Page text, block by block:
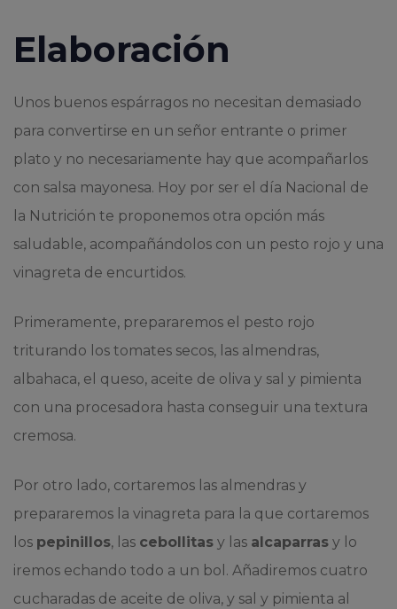
Elaboración
Unos buenos espárragos no necesitan demasiado
para convertirse en un señor entrante o primer
plato y no necesariamente hay que acompañarlos
con salsa mayonesa. Hoy por ser el día Nacional de
la Nutrición te proponemos otra opción más
saludable, acompañándolos con un pesto rojo y una
vinagreta de encurtidos.
Primeramente, prepararemos el pesto rojo
triturando los tomates secos, las almendras,
albahaca, el queso, aceite de oliva y sal y pimienta
con una procesadora hasta conseguir una textura
cremosa.
Por otro lado, cortaremos las almendras y
prepararemos la vinagreta para la que cortaremos
los pepinillos, las cebollitas y las alcaparras y lo
iremos echando todo a un bol. Añadiremos cuatro
cucharadas de aceite de oliva, y sal y pimienta al